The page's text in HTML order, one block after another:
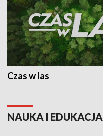
Czas w las
NAUKA I EDUKACJA